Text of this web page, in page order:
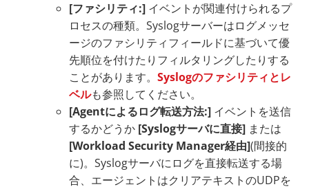
[ファシリティ:] イベントが関連付けられるプ
ロセスの種類。Syslogサーバーはログメッセ
ージのファシリティフィールドに基づいて優
先順位を付けたりフィルタリングしたりする
ことがあります。 Syslogのファシリティとレ
ベルも参照してください。
[Agentによるログ転送方法:] イベントを送信
するかどうか [Syslogサーバに直接] または
[Workload Security Manager経由](間接的
に)。Syslogサーバにログを直接転送する場
合、エージェントはクリアテキストのUDPを